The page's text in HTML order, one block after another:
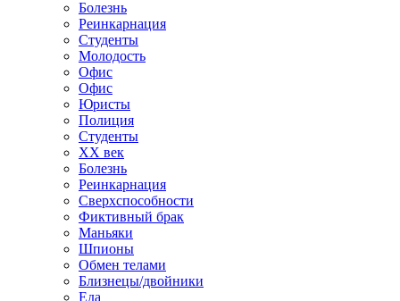
Болезнь
Реинкарнация
Студенты
Молодость
Офис
Офис
Юристы
Полиция
Студенты
ХХ век
Болезнь
Реинкарнация
Сверхспособности
Фиктивный брак
Маньяки
Шпионы
Обмен телами
Близнецы/двойники
Еда